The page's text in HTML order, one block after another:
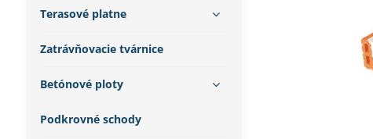
Terasové platne
Zatrávňovacie tvárnice
Betónové ploty
Podkrovné schody